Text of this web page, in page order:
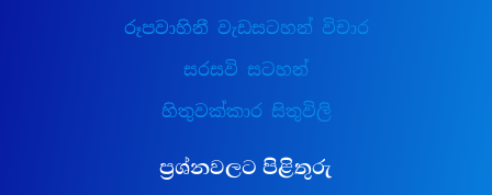
රූපවාහිනී වැඩසටහන් විචාර
සරසවි සටහන්
හිතුවක්කාර සිතුවිලි
ප්‍රශ්නවලට පිළිතුරු